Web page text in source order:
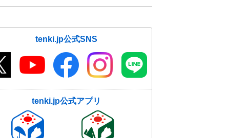
tenki.jp公式SNS
tenki.jp公式アプリ